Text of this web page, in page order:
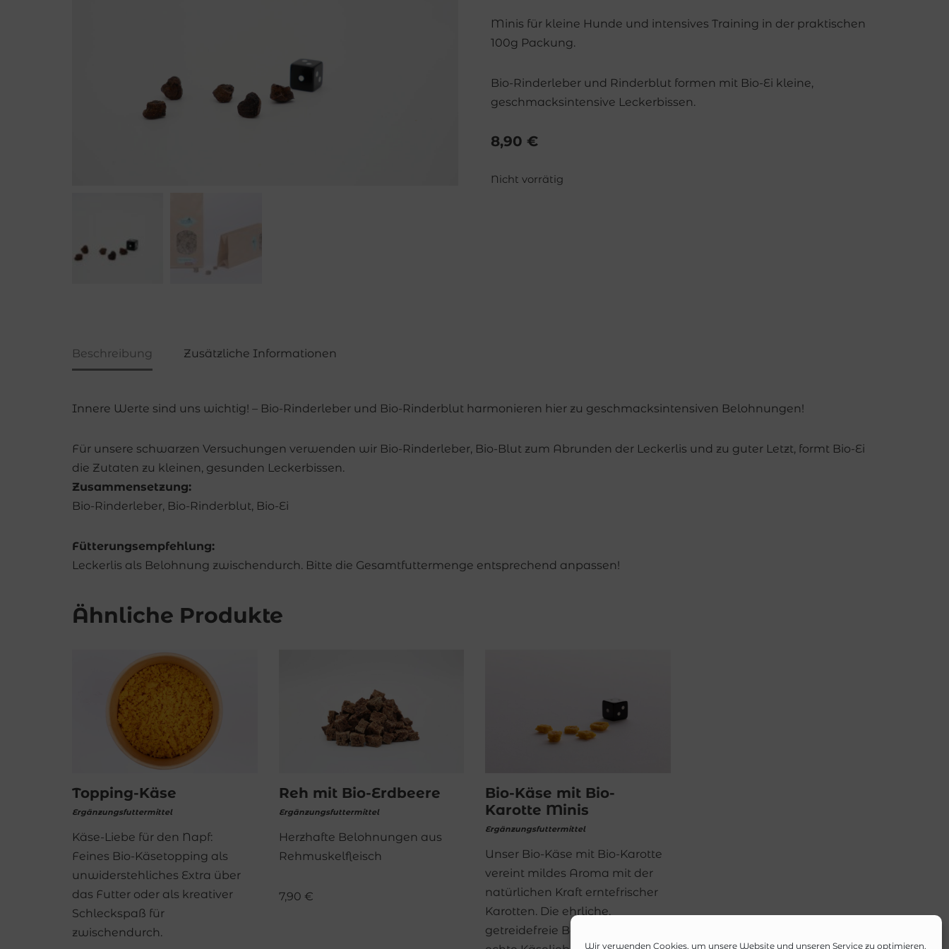
Wir verwenden Cookies, um unsere Website und unseren Service zu optimieren.
Minis für kleine Hunde und intensives Training in der praktischen
100g Packung.
Bio-Rinderleber und Rinderblut formen mit Bio-Ei kleine,
geschmacksintensive Leckerbissen.
8,90 €
Nicht vorrätig
Beschreibung Zusätzliche Informationen
Innere Werte sind uns wichtig! – Bio-Rinderleber und Bio-Rinderblut harmonieren hier zu geschmacksintensiven Belohnungen!
Für unsere schwarzen Versuchungen verwenden wir Bio-Rinderleber, Bio-Blut zum Abrunden der Leckerlis und zu guter Letzt, formt Bio-Ei
die Zutaten zu kleinen, gesunden Leckerbissen.
Zusammensetzung:
Bio-Rinderleber, Bio-Rinderblut, Bio-Ei
Fütterungsempfehlung:
Leckerlis als Belohnung zwischendurch. Bitte die Gesamtfuttermenge entsprechend anpassen!
Ähnliche Produkte
Topping-Käse
Ergänzungsfuttermittel
Käse-Liebe für den Napf:
Feines Bio-Käsetopping als
unwiderstehliches Extra über
das Futter oder als kreativer
Schleckspaß für
zwischendurch.
Reh mit Bio-Erdbeere
Ergänzungsfuttermittel
Herzhafte Belohnungen aus
Rehmuskelfleisch
7,90 €
Bio-Käse mit Bio-
Karotte Minis
Ergänzungsfuttermittel
Unser Bio-Käse mit Bio-Karotte
vereint mildes Aroma mit der
natürlichen Kraft erntefrischer
Karotten. Die ehrliche,
getreidefreie Belohnung für